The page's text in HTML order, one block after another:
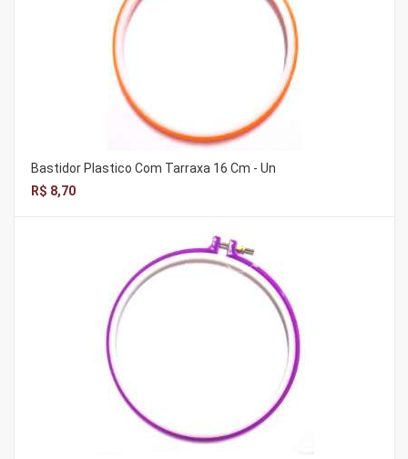
Bastidor Plastico Com Tarraxa 16 Cm - Un
R$ 8,70